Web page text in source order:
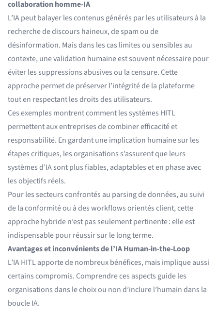
collaboration homme-IA
L’IA peut balayer les contenus générés par les utilisateurs à la
recherche de discours haineux, de spam ou de
désinformation. Mais dans les cas limites ou sensibles au
contexte, une validation humaine est souvent nécessaire pour
éviter les suppressions abusives ou la censure. Cette
approche permet de préserver l’intégrité de la plateforme
tout en respectant les droits des utilisateurs.
Ces exemples montrent comment les systèmes HITL
permettent aux entreprises de combiner efficacité et
responsabilité. En gardant une implication humaine sur les
étapes critiques, les organisations s’assurent que leurs
systèmes d’IA sont plus fiables, adaptables et en phase avec
les objectifs réels.
Pour les secteurs confrontés au parsing de données, au suivi
de la conformité ou à des workflows orientés client, cette
approche hybride n’est pas seulement pertinente : elle est
indispensable pour réussir sur le long terme.
Avantages et inconvénients de l’IA Human-in-the-Loop
L’IA HITL apporte de nombreux bénéfices, mais implique aussi
certains compromis. Comprendre ces aspects guide les
organisations dans le choix ou non d’inclure l’humain dans la
boucle IA.